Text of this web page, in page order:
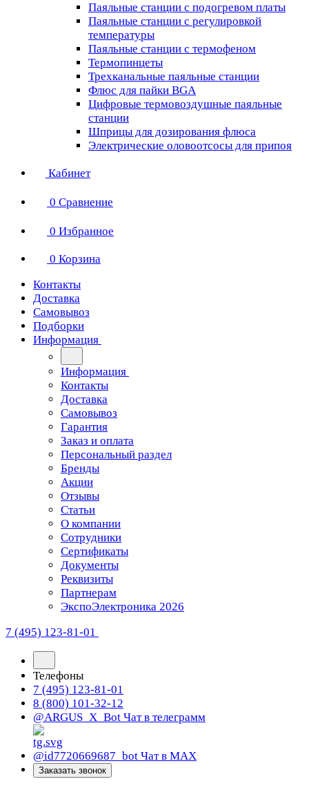
Паяльные станции с подогревом платы
Паяльные станции с регулировкой
температуры
Паяльные станции с термофеном
Термопинцеты
Трехканальные паяльные станции
Флюс для пайки BGA
Цифровые термовоздушные паяльные
станции
Шприцы для дозирования флюса
Электрические оловоотсосы для припоя
Кабинет
0 Сравнение
0 Избранное
0 Корзина
Контакты
Доставка
Самовывоз
Подборки
Информация
Информация
Контакты
Доставка
Самовывоз
Гарантия
Заказ и оплата
Персональный раздел
Бренды
Акции
Отзывы
Статьи
О компании
Сотрудники
Сертификаты
Документы
Реквизиты
Партнерам
ЭкспоЭлектроника 2026
7 (495) 123-81-01
Телефоны
7 (495) 123-81-01
8 (800) 101-32-12
@ARGUS_X_Bot Чат в телеграмм
@id7720669687_bot Чат в МАХ
Заказать звонок